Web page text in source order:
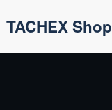
Inhalt
TACHEX Shop